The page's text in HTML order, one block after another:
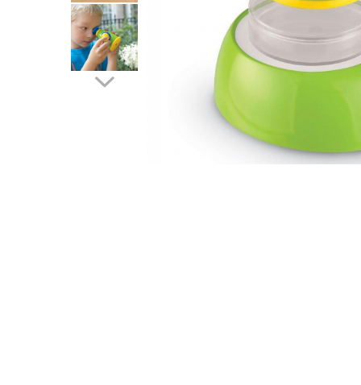
Cuburi de construit
Jocuri creative
Jocuri experimente stiintifice